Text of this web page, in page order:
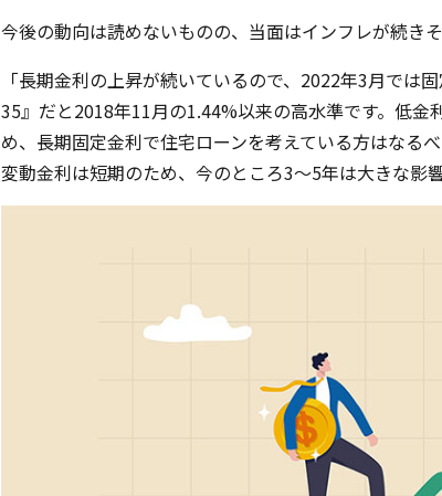
今後の動向は読めないものの、当面はインフレが続きそ
「長期金利の上昇が続いているので、2022年3月では
35』だと2018年11月の1.44%以来の高水準です。低金
め、長期固定金利で住宅ローンを考えている方はなる
変動金利は短期のため、今のところ3～5年は大きな影